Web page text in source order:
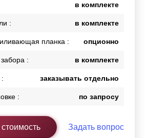
в комплекте
: в комплекте
планка : опционно
: в комплекте
: заказывать отдельно
: по запросу
стоимость Задать вопрос